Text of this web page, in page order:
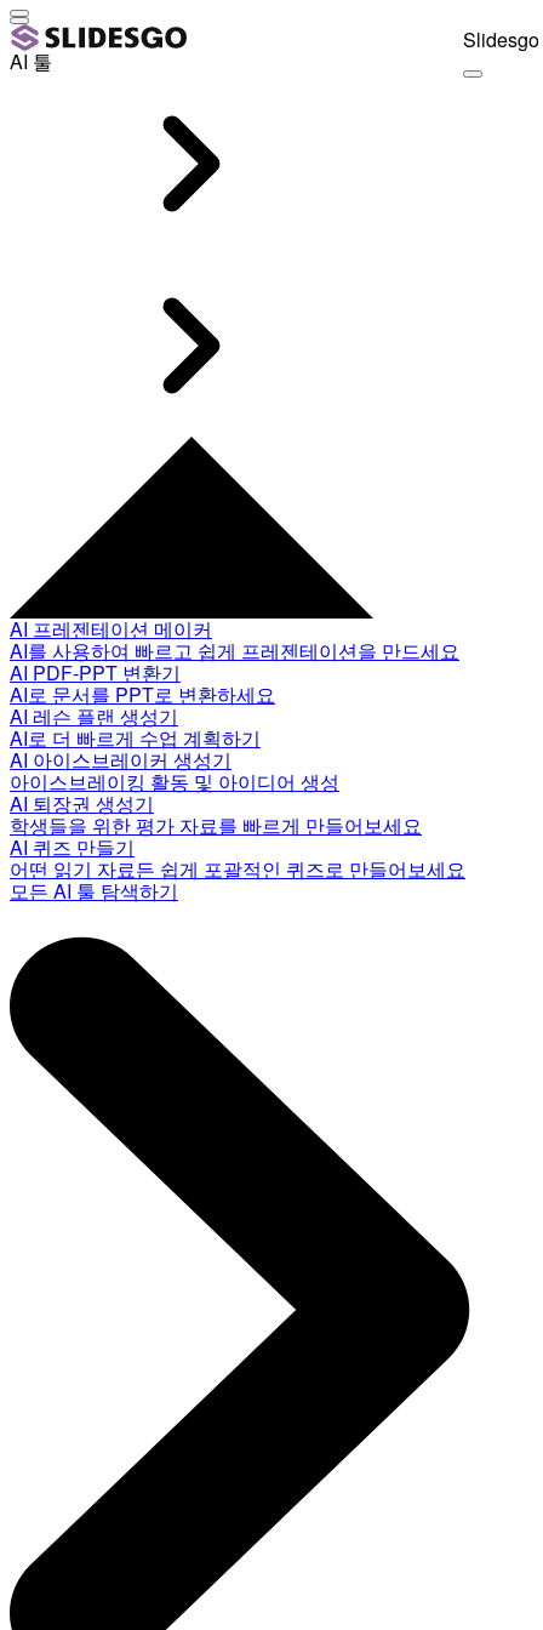
AI 툴
AI 프레젠테이션 메이커
AI를 사용하여 빠르고 쉽게 프레젠테이션을 만드세요
AI PDF-PPT 변환기
AI로 문서를 PPT로 변환하세요
AI 레슨 플랜 생성기
AI로 더 빠르게 수업 계획하기
AI 아이스브레이커 생성기
아이스브레이킹 활동 및 아이디어 생성
AI 퇴장권 생성기
학생들을 위한 평가 자료를 빠르게 만들어보세요
AI 퀴즈 만들기
어떤 읽기 자료든 쉽게 포괄적인 퀴즈로 만들어보세요
모든 AI 툴 탐색하기